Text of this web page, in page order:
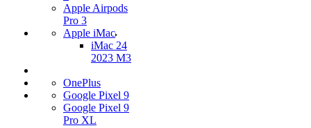
Apple Airpods
Pro 3
Apple iMac
iMac 24
2023 M3
OnePlus
Google Pixel 9
Google Pixel 9
Pro XL